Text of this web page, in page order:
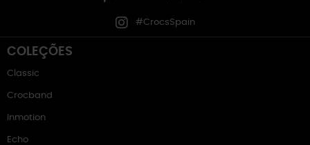
#CrocsSpain
COLEÇÕES
Classic
Crocband
Inmotion
Echo